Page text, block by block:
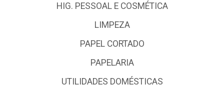
HIG. PESSOAL E COSMÉTICA
LIMPEZA
PAPEL CORTADO
PAPELARIA
UTILIDADES DOMÉSTICAS